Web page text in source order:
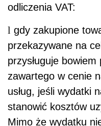
odliczenia VAT:
l gdy zakupione
przekazywane na
przysługuje
zawartego w cenie
usług, jeśli wydatki
stanowić kosztów
Mimo że wydatku